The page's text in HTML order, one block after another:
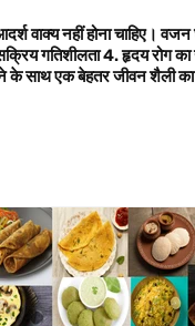
वाक्य नहीं होना चाहिए। वजन
गतिशीलता4.हृदय रोग
के साथ एक बेहतर जीवन शैली